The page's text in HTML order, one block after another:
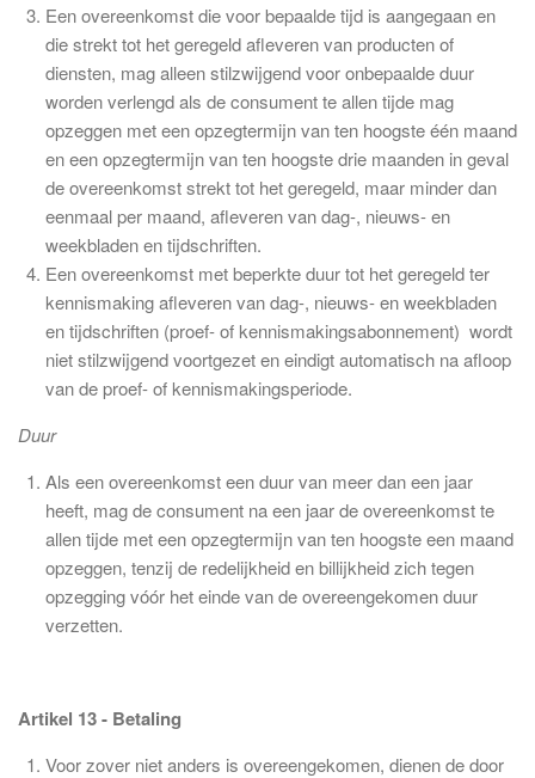
Een overeenkomst die voor bepaalde tijd is aangegaan en
die strekt tot het geregeld afleveren van producten of
diensten, mag alleen stilzwijgend voor onbepaalde duur
worden verlengd als de consument te allen tijde mag
opzeggen met een opzegtermijn van ten hoogste één maand
en een opzegtermijn van ten hoogste drie maanden in geval
de overeenkomst strekt tot het geregeld, maar minder dan
eenmaal per maand, afleveren van dag-, nieuws- en
weekbladen en tijdschriften.
Een overeenkomst met beperkte duur tot het geregeld ter
kennismaking afleveren van dag-, nieuws- en weekbladen
en tijdschriften (proef- of kennismakingsabonnement) wordt
niet stilzwijgend voortgezet en eindigt automatisch na afloop
van de proef- of kennismakingsperiode.
Duur
Als een overeenkomst een duur van meer dan een jaar
heeft, mag de consument na een jaar de overeenkomst te
allen tijde met een opzegtermijn van ten hoogste een maand
opzeggen, tenzij de redelijkheid en billijkheid zich tegen
opzegging vóór het einde van de overeengekomen duur
verzetten.
Artikel 13 - Betaling
Voor zover niet anders is overeengekomen, dienen de door